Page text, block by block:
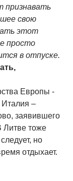
признавать
свою
этот
просто
в отпуске.
Европы -
–
заявившего
Литве тоже
но
отдыхает.